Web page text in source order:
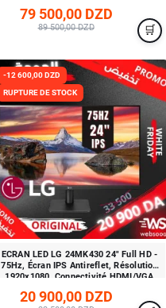
79 500,00 DZD
89 500,00 DZD
-12 600,00 DZD
RUPTURE DE STOCK
ECRAN LED LG 24MK430 24" Full HD -
75Hz, Écran IPS Antireflet, Résolution
1920x1080, Connectivité HDMI/VGA
20 900,00 DZD